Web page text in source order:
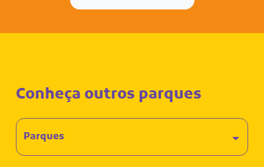
Conheça outros parques